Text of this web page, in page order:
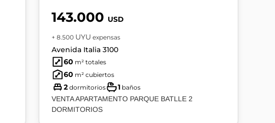
143.000 USD
+ 8.500 UYU expensas
Avenida Italia 3100
60 m² totales
60 m² cubiertos
2 dormitorios 1 baños
VENTA APARTAMENTO PARQUE BATLLE 2
DORMITORIOS